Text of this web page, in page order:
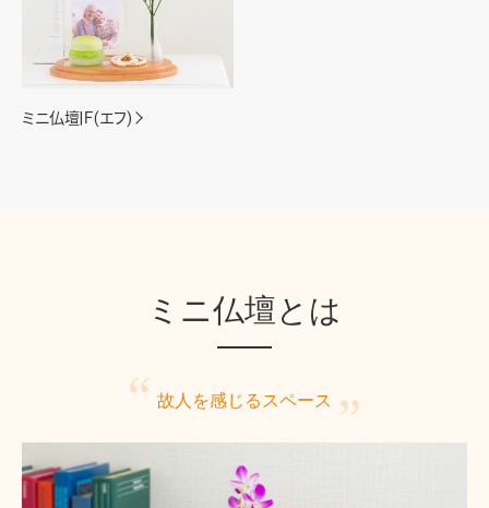
ミニ仏壇|Ｆ(エフ)
ミニ仏壇とは
故人を感じる スペース